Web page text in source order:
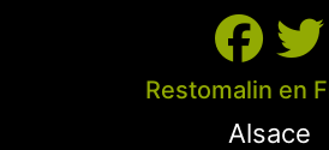
Restomalin en
Alsace